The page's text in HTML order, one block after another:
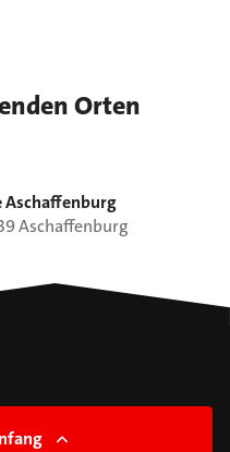
Orten
Aschaffenburg
Aschaffenburg